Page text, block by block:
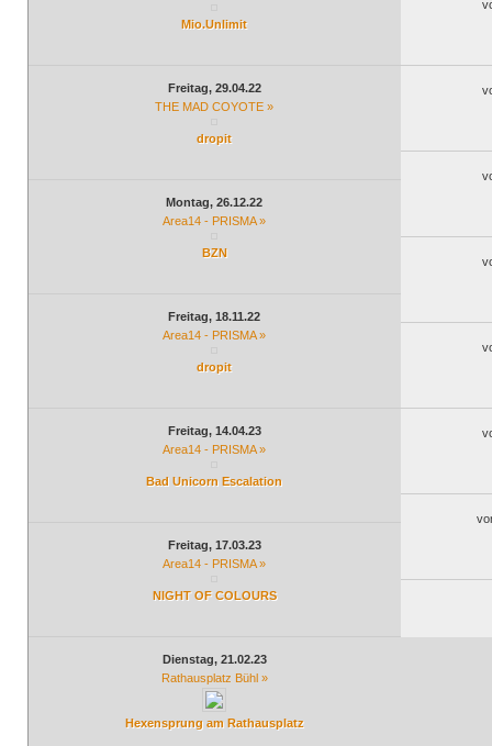
Mio.Unlimit
Freitag, 29.04.22
THE MAD COYOTE »
dropit
Montag, 26.12.22
Area14 - PRISMA »
BZN
Freitag, 18.11.22
Area14 - PRISMA »
dropit
Freitag, 14.04.23
Area14 - PRISMA »
Bad Unicorn Escalation
Freitag, 17.03.23
Area14 - PRISMA »
NIGHT OF COLOURS
Dienstag, 21.02.23
Rathausplatz Bühl »
Hexensprung am Rathausplatz